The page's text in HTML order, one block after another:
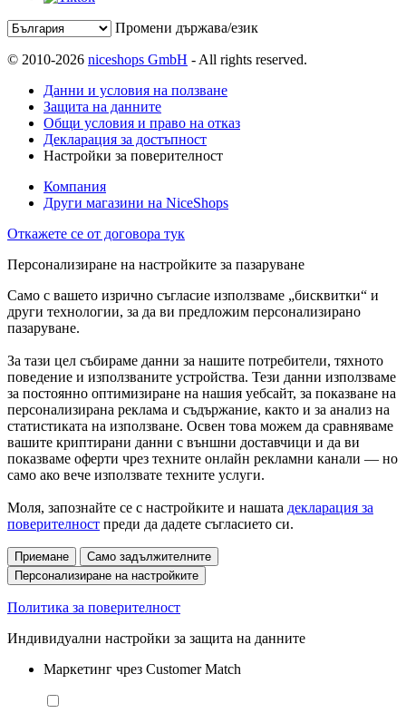
Промени държава/език
© 2010-2026 niceshops GmbH - All rights reserved.
Данни и условия на ползване
Защита на данните
Общи условия и право на отказ
Декларация за достъпност
Настройки за поверителност
Компания
Други магазини на NiceShops
Откажете се от договора тук
Персонализиране на настройките за пазаруване
Само с вашето изрично съгласие използваме „бисквитки“ и
други технологии, за да ви предложим персонализирано
пазаруване.
За тази цел събираме данни за нашите потребители, тяхното
поведение и използваните устройства. Тези данни използваме
за постоянно оптимизиране на нашия уебсайт, за показване на
персонализирана реклама и съдържание, както и за анализ на
статистиката на използване. Освен това можем да сравняваме
вашите криптирани данни с външни доставчици и да ви
показваме оферти чрез техните онлайн рекламни канали — но
само ако вече използвате техните услуги.
Моля, запознайте се с настройките и нашата декларация за
поверителност преди да дадете съгласието си.
Приемане
Само задължителните
Персонализиране на настройките
Политика за поверителност
Индивидуални настройки за защита на данните
Маркетинг чрез Customer Match